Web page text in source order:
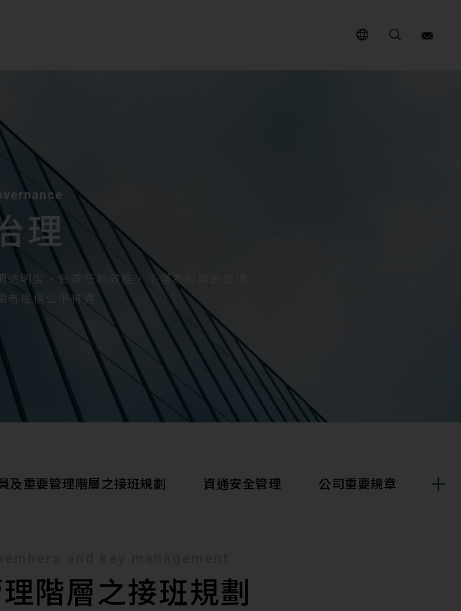
理
明度、負責任和效能，不僅為股東創造價
者提供公平待遇
及重要管理階層之接班規劃 資通安全管理 公司重要規章
會 內部稽核 董事會成員及重要管理階層之接班規劃
階層之接班規劃